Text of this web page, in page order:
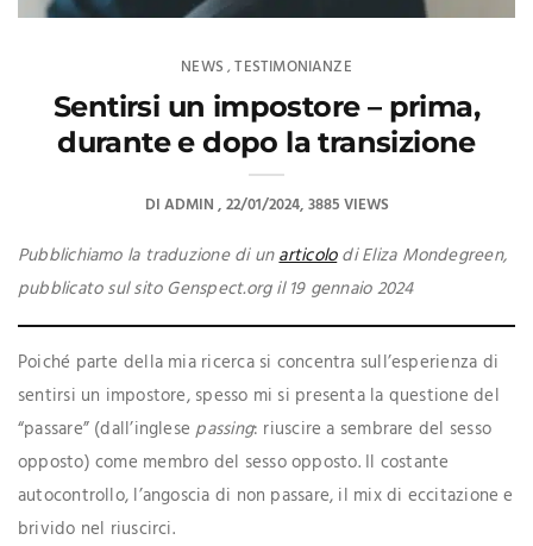
NEWS ,TESTIMONIANZE
Sentirsi un impostore – prima,
durante e dopo la transizione
DIADMIN 22/01/2024 3885 VIEWS
Pubblichiamo la traduzione di unarticolodi Eliza Mondegreen,
pubblicato sul sito Genspect.org il 19 gennaio 2024
Poiché parte della mia ricerca si concentra sull’esperienza di
sentirsi un impostore, spesso mi si presenta la questione del
“passare” (dall’inglesepassing: riuscire a sembrare del sesso
opposto) come membro del sesso opposto. Il costante
autocontrollo, l’angoscia di non passare, il mix di eccitazione e
brivido nel riuscirci.